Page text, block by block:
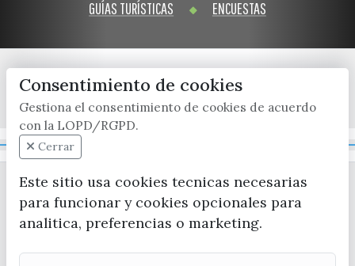
GUÍAS TURÍSTICAS ENCUESTAS
x / twitter facebook youtube instagram
Consentimiento de cookies
Gestiona el consentimiento de cookies de acuerdo
con la LOPD/RGPD.
Cerrar
Este sitio usa cookies tecnicas necesarias
para funcionar y cookies opcionales para
analitica, preferencias o marketing.